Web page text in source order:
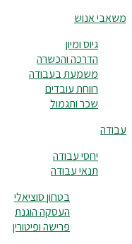
משאבי אנוש
גיוס ומיון
הדרכה והכשרה
משמעת בעבודה
רווחת עובדים
שכר ותגמול
עבודה
יחסי עבודה
תנאי עבודה
בטחון סוציאלי
העסקה הוגנת
פרישה ופיטורין